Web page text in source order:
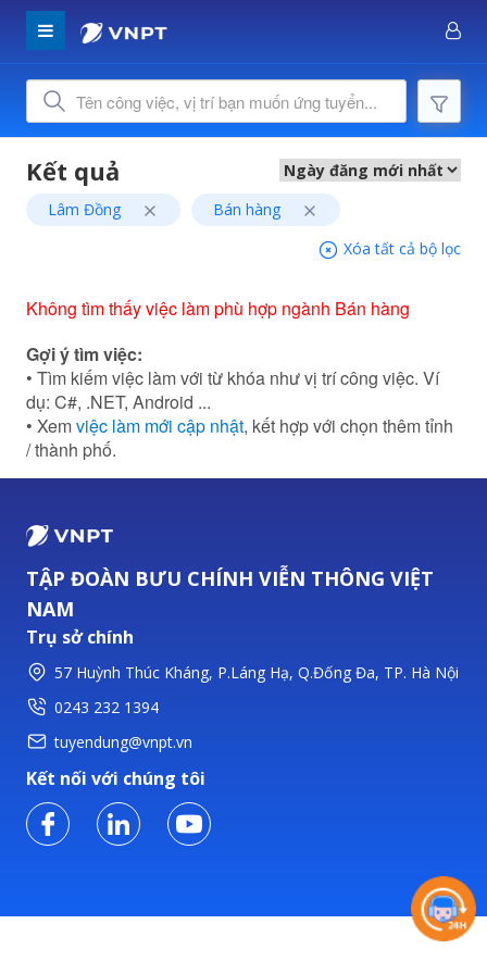
Lâm Đồng
Bán hàng
Xóa tất cả bộ lọc
Không tìm thấy việc làm phù hợp ngành Bán hàng
Gợi ý tìm việc:
• Tìm kiếm việc làm với từ khóa như vị trí công việc. Ví
dụ: C#, .NET, Android ...
• Xemviệc làm mới cập nhật, kết hợp với chọn thêm tỉnh
/ thành phố.
TẬP ĐOÀN BƯU CHÍNH VIỄN THÔNG VIỆT
NAM
Trụ sở chính
57 Huỳnh Thúc Kháng, P.Láng Hạ, Q.Đống Đa, TP. Hà Nội
0243 232 1394
tuyendung@vnpt.vn
Kết nối với chúng tôi